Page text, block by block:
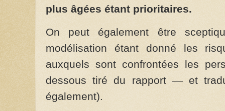
plus âgées étant prioritaires.
On peut également être
modélisation étant donné les
auxquels sont confrontées les
dessous tiré du rapport — et
également).